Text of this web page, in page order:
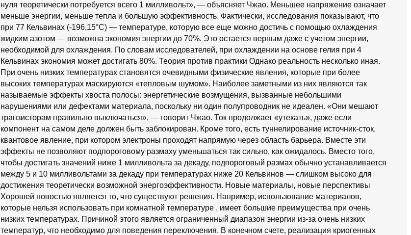
нуля теоретически потребуется всего 1 милливольт», — объясняет Чжао. Меньшее напряжение означает
меньше энергии, меньше тепла и большую эффективность. Фактически, исследования показывают, что
при 77 Кельвинах (-196,15°C) — температуре, которую все еще можно достичь с помощью охлаждения
жидким азотом — возможна экономия энергии до 70%. Это остается верным даже с учетом энергии,
необходимой для охлаждения. По словам исследователей, при охлаждении на основе гелия при 4
Кельвинах экономия может достигать 80%. Теория против практики Однако реальность несколько иная.
При очень низких температурах становятся очевидными физические явления, которые при более
высоких температурах маскируются «тепловым шумом». Наиболее заметными из них являются так
называемые эффекты хвоста полосы: энергетические возмущения, вызванные небольшими
нарушениями или дефектами материала, поскольку ни один полупроводник не идеален. «Они мешают
транзисторам правильно выключаться», — говорит Чжао. Ток продолжает «утекать», даже если
компонент на самом деле должен быть заблокирован. Кроме того, есть туннелирование источник-сток,
квантовое явление, при котором электроны проходят напрямую через область барьера. Вместе эти
эффекты не позволяют подпороговому размаху уменьшаться так сильно, как ожидалось. Вместо того,
чтобы достигать значений ниже 1 милливольта за декаду, подпороговый размах обычно устанавливается
между 5 и 10 милливольтами за декаду при температурах ниже 20 Кельвинов — слишком высоко для
достижения теоретически возможной энергоэффективности. Новые материалы, новые перспективы
Хорошей новостью является то, что существуют решения. Например, использование материалов,
которые нельзя использовать при комнатной температуре , имеет большие преимущества при очень
низких температурах. Причиной этого является ограниченный диапазон энергии из-за очень низких
температур, что необходимо для поведения переключения. В конечном счете, реализация криогенных